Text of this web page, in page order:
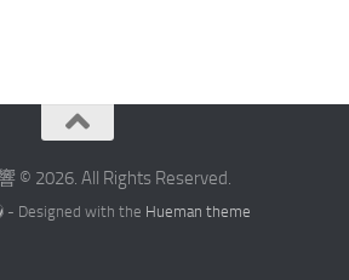
© 2026. All Rights Reserved.
- Designed with the Hueman theme